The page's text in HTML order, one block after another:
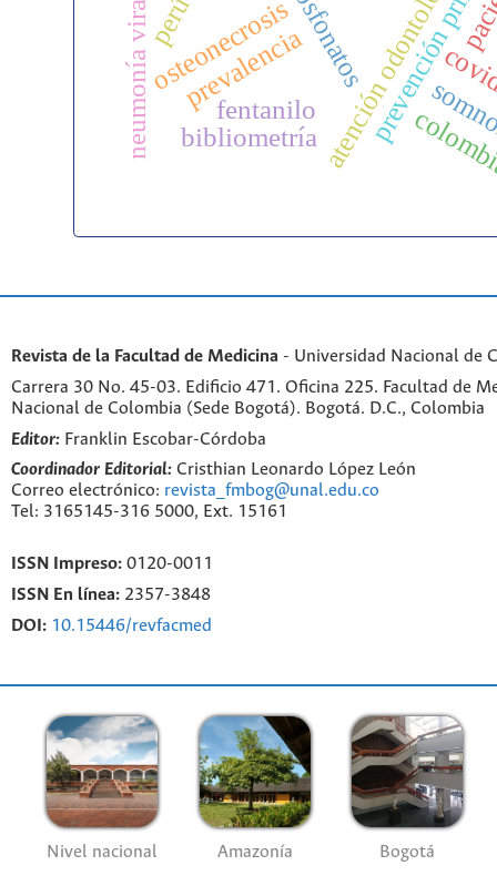
osteonecrosis atención odontológica
prevalencia
neumonía viral bibliometría
perú
fentanilo
Revista de la Facultad de Medicina - Universidad Nacional de
Carrera 30 No. 45-03. Edificio 471. Oficina 225. Facultad de
Nacional de Colombia (Sede Bogotá). Bogotá. D.C., Colombia
Editor: Franklin Escobar-Córdoba
Coordinador Editorial: Cristhian Leonardo López León
Correo electrónico: revista_fmbog@unal.edu.co
Tel: 3165145-316 5000, Ext. 15161
ISSN Impreso: 0120-0011
ISSN En línea: 2357-3848
DOI: 10.15446/revfacmed
Nivel nacional Amazonía Bogotá